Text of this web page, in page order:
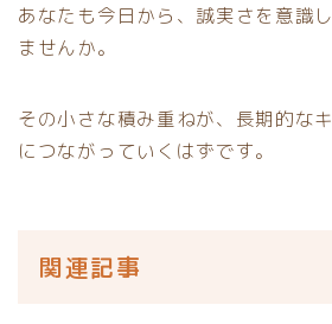
あなたも今日から、誠実さを意識
ませんか。
その小さな積み重ねが、長期的な
につながっていくはずです。
関連記事